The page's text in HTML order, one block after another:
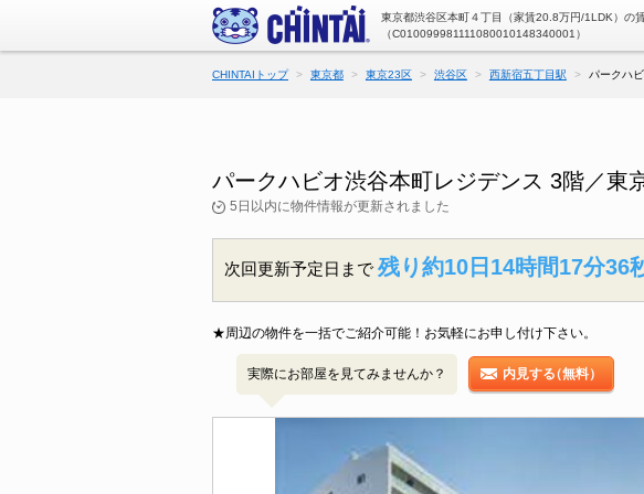
東京都渋谷区本町４丁目（家賃20.8万円/1LDK）の
（C010099981111080010148340001）
CHINTAIトップ 東京都 東京23区 渋谷区 西新宿五丁目駅 パークハ
パークハビオ渋谷本町レジデンス 3階／東
5日以内に物件情報が更新されました
次回更新予定日まで 残り約10日14時間17分35
★周辺の物件を一括でご紹介可能！お気軽にお申し付け下さい。
実際にお部屋を見てみませんか？ 内見する（無料）